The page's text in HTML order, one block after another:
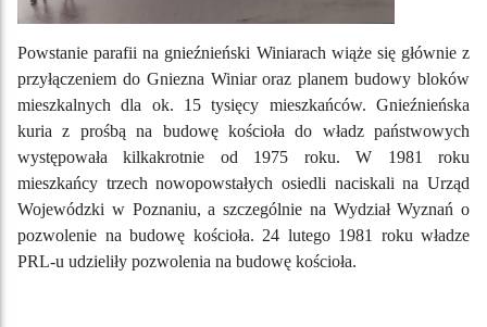
Powstanie parafii na gnieźnieński Winiarach wiąże się głównie z
przyłączeniem do Gniezna Winiar oraz planem budowy bloków
mieszkalnych dla ok. 15 tysięcy mieszkańców. Gnieźnieńska
kuria z prośbą na budowę kościoła do władz państwowych
występowała kilkakrotnie od 1975 roku. W 1981 roku
mieszkańcy trzech nowopowstałych osiedli naciskali na Urząd
Wojewódzki w Poznaniu, a szczególnie na Wydział Wyznań o
pozwolenie na budowę kościoła. 24 lutego 1981 roku władze
PRL-u udzieliły pozwolenia na budowę kościoła.